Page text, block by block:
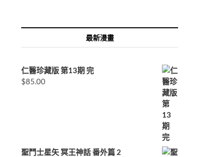
最新漫畫
仁醫珍藏版 第13期 完
$85.00
聖鬥士星矢 冥王神話 番外篇 2